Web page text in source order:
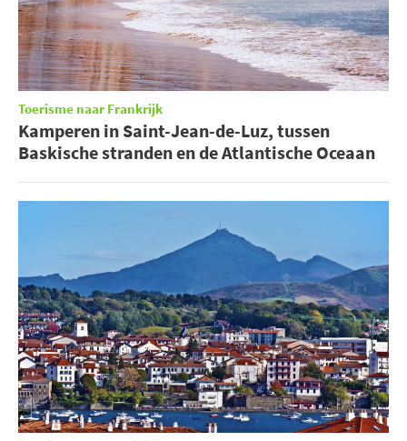
Toerisme naar Frankrijk
Kamperen in Saint-Jean-de-Luz, tussen
Baskische stranden en de Atlantische Oceaan